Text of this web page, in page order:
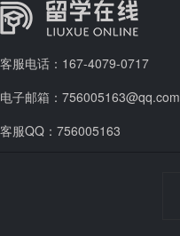
客服电话：167-4079-0717
电子邮箱：756005163@qq.com
客服QQ：756005163